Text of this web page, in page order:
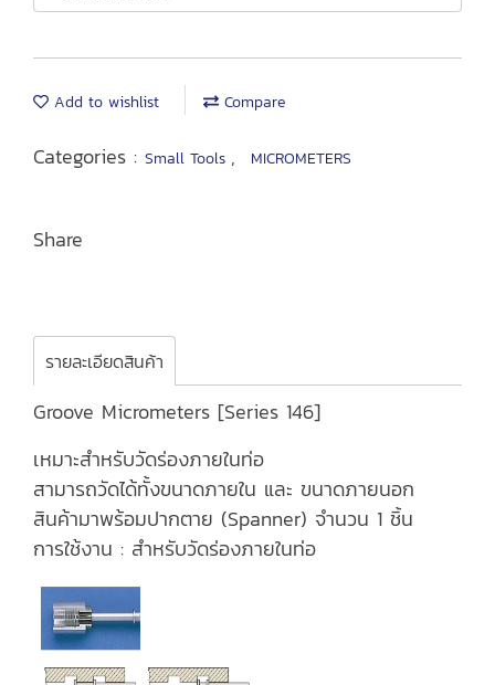
Add to wishlist Compare
Categories : Small Tools , MICROMETERS
Share
รายละเอียดสินค้า
Groove Micrometers [Series 146]
เหมาะสำหรับวัดร่องภายในท่อ
สามารถวัดได้ทั้งขนาดภายใน และ ขนาดภายนอก
สินค้ามาพร้อมปากตาย (Spanner) จำนวน 1 ชิ้น
การใช้งาน : สำหรับวัดร่องภายในท่อ